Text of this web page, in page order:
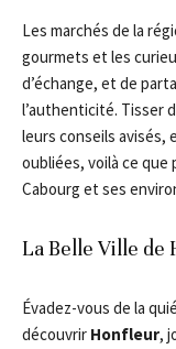
Les marchés de la
gourmets et les
d’échange, et de
l’authenticité. Tisser
leurs conseils avisés,
oubliées, voilà ce que
Cabourg et ses
La Belle Ville de
Évadez-vous de la
découvrir Honfleur,